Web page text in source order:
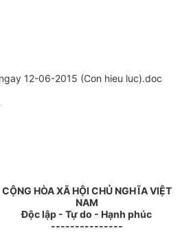
12-06-2015 (Con hieu luc).doc
CỘNG HÒA XÃ HỘI CHỦ NGHĨA VIỆT
NAM
Độc lập - Tự do - Hạnh phúc
---------------